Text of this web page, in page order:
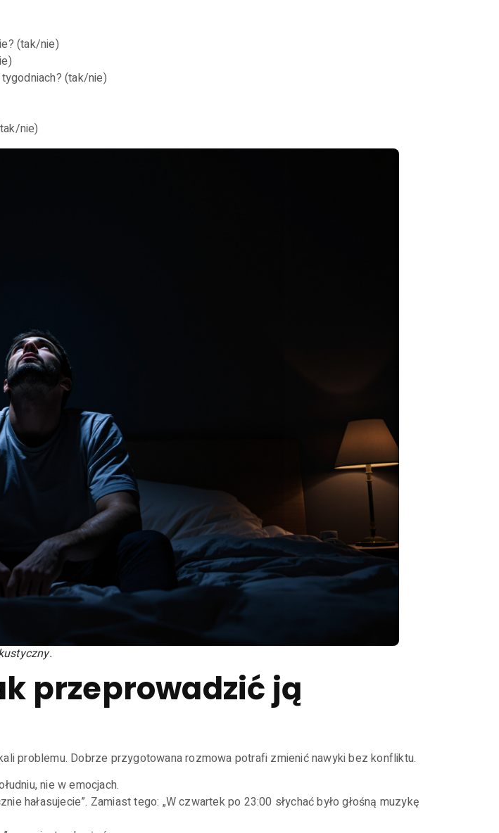
(tak/nie)
(tak/nie)
nie)
przeprowadzić ją
problemu. Dobrze przygotowana rozmowa potrafi zmienić nawyki bez konfliktu.
nie w emocjach.
hałasujecie”. Zamiast tego: „W czwartek po 23:00 słychać było głośną muzykę